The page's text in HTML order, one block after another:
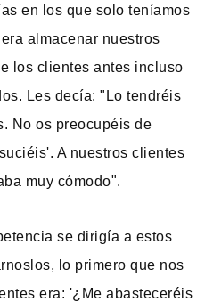
en los que solo teníamos
almacenar nuestros
los clientes antes incluso
Les decía: "Lo tendréis
No os preocupéis de
A nuestros clientes
muy cómodo".
se dirigía a estos
lo primero que nos
era: '¿Me abasteceréis